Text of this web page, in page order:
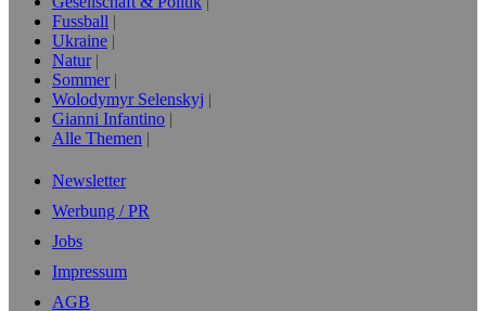
Fussball
Ukraine
Natur
Sommer
Wolodymyr Selenskyj
Gianni Infantino
Alle Themen
Newsletter
Werbung / PR
Jobs
Impressum
AGB